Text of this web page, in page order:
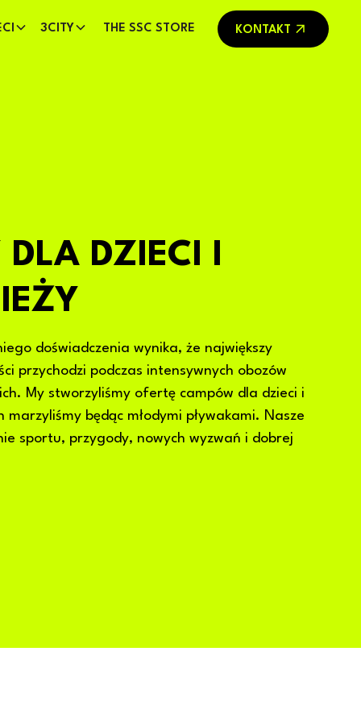
3CITY THE SSC STORE KONTAKT
DZIECI I
doświadczenia wynika, że największy
przychodzi podczas intensywnych obozów
My stworzyliśmy ofertę campów dla dzieci i
marzyliśmy będąc młodymi pływakami. Nasze
sportu, przygody, nowych wyzwań i dobrej